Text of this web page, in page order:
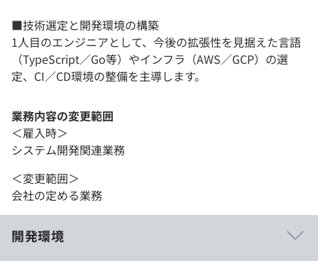
■技術選定と開発環境の構築
1人目のエンジニアとして、今後の拡張性を見据えた言語
（TypeScript／Go等）やインフラ（AWS／GCP）の選
定、CI／CD環境の整備を主導します。
業務内容の変更範囲
＜雇入時＞
システム開発関連業務
＜変更範囲＞
会社の定める業務
開発環境